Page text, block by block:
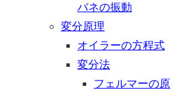
バネの振動
変分原理
オイラーの方程式
変分法
フェルマーの原